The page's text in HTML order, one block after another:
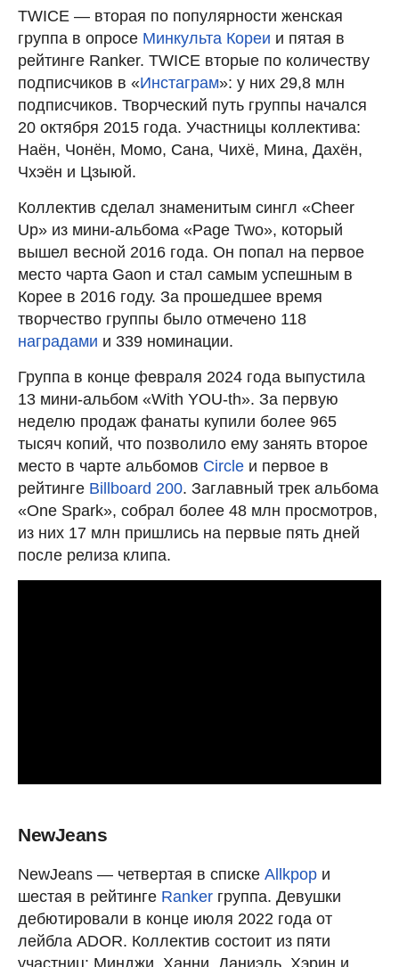
TWICE — вторая по популярности женская
группа в опросе Минкульта Кореи и пятая в
рейтинге Ranker. TWICE вторые по количеству
подписчиков в «Инстаграм»: у них 29,8 млн
подписчиков. Творческий путь группы начался
20 октября 2015 года. Участницы коллектива:
Наён, Чонён, Момо, Сана, Чихё, Мина, Дахён,
Чхэён и Цзыюй.
Коллектив сделал знаменитым сингл «Cheer
Up» из мини-альбома «Page Two», который
вышел весной 2016 года. Он попал на первое
место чарта Gaon и стал самым успешным в
Корее в 2016 году. За прошедшее время
творчество группы было отмечено 118
наградами и 339 номинации.
Группа в конце февраля 2024 года выпустила
13 мини-альбом «With YOU-th». За первую
неделю продаж фанаты купили более 965
тысяч копий, что позволило ему занять второе
место в чарте альбомов Circle и первое в
рейтинге Billboard 200. Заглавный трек альбома
«One Spark», собрал более 48 млн просмотров,
из них 17 млн пришлись на первые пять дней
после релиза клипа.
NewJeans
NewJeans — четвертая в списке Allkpop и
шестая в рейтинге Ranker группа. Девушки
дебютировали в конце июля 2022 года от
лейбла ADOR. Коллектив состоит из пяти
участниц: Минджи, Ханни, Даниэль, Хэрин и